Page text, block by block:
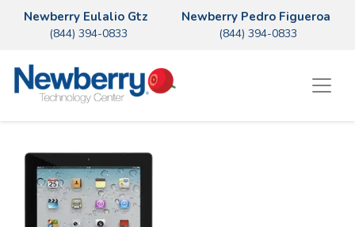
Newberry Eulalio Gtz
(844) 394-0833
Newberry Pedro Figueroa
(844) 394-0833